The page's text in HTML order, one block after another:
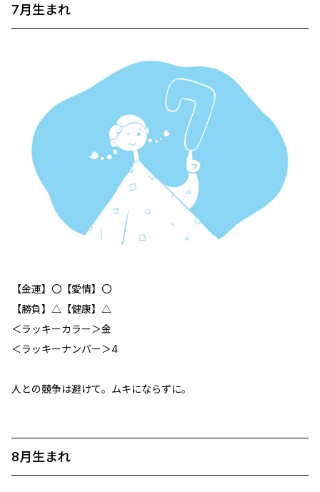
7月生まれ
【金運】〇【愛情】〇
【勝負】△【健康】△
＜ラッキーカラー＞金
＜ラッキーナンバー＞4
人との競争は避けて。ムキにならずに。
8月生まれ